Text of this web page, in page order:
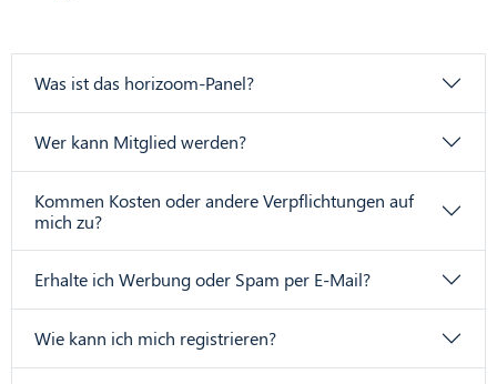
Was ist das horizoom-Panel?
Wer kann Mitglied werden?
Kommen Kosten oder andere Verpflichtungen auf
mich zu?
Erhalte ich Werbung oder Spam per E-Mail?
Wie kann ich mich registrieren?